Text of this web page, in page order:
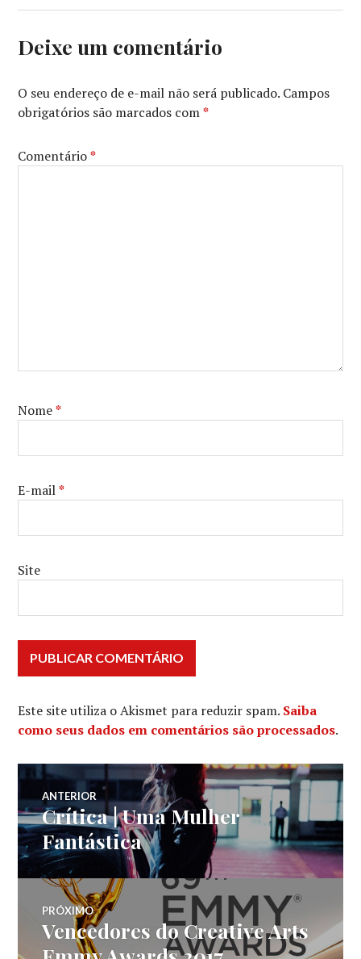
Deixe um comentário
O seu endereço de e-mail não será publicado. Campos
obrigatórios são marcados com*
Comentário*
Nome*
E-mail*
Site
Este site utiliza o Akismet para reduzir spam. Saiba
como seus dados em comentários são processados.
Navegação
de
Post
ANTERIOR
Post
anterior:
Crítica | Uma Mulher
Fantástica
PRÓXIMO
Próximo
Vencedores do Creative Arts